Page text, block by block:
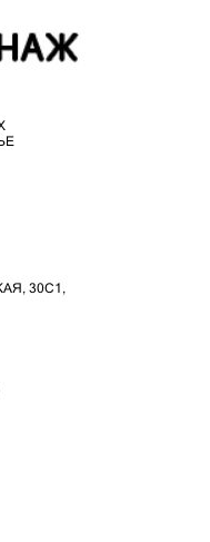
30С1,